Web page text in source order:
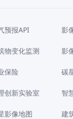
预报API 影
物变化监测 影
保险 碳
创新实验室 智
影像地图 建